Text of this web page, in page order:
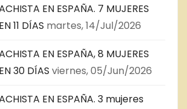
EN ESPAÑA. 7 MUJERES
11 DÍAS martes, 14/Jul/2026
EN ESPAÑA, 8 MUJERES
30 DÍAS viernes, 05/Jun/2026
EN ESPAÑA. 3 mujeres